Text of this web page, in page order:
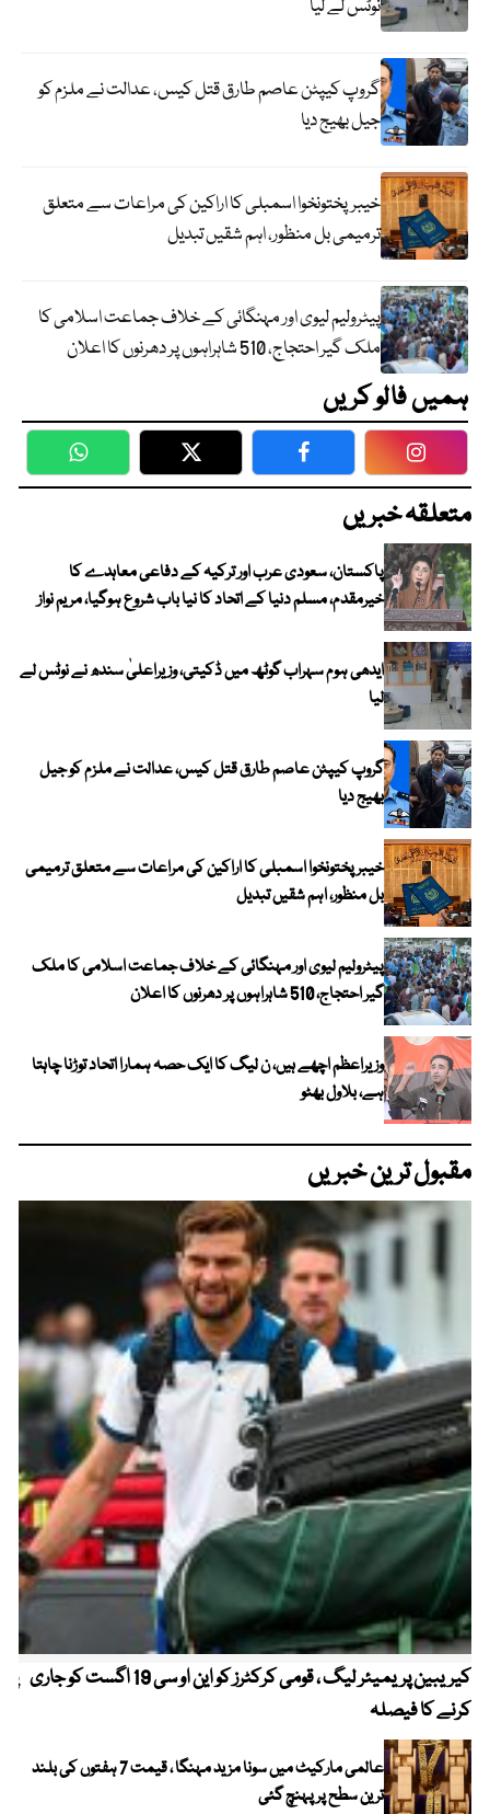
نوٹس لے لیا
گروپ کیپٹن عاصم طارق قتل کیس، عدالت نے ملزم کو
جیل بھیج دیا
خیبرپختونخوا اسمبلی کا اراکین کی مراعات سے متعلق
ترمیمی بل منظور، اہم شقیں تبدیل
پیٹرولیم لیوی اور مہنگائی کے خلاف جماعت اسلامی کا
ملک گیر احتجاج، 510 شاہراہوں پر دھرنوں کا اعلان
ہمیں فالو کریں
WhatsApp Twitter Facebook
متعلقہ خبریں
پاکستان، سعودی عرب اور ترکیہ کے دفاعی معاہدے کا
خیرمقدم، مسلم دنیا کے اتحاد کا نیا باب شروع ہوگیا، مریم نواز
ایدھی ہوم سہراب گوٹھ میں ڈکیتی، وزیراعلیٰ سندھ نے نوٹس لے
لیا
گروپ کیپٹن عاصم طارق قتل کیس، عدالت نے ملزم کو جیل
بھیج دیا
خیبرپختونخوا اسمبلی کا اراکین کی مراعات سے متعلق ترمیمی
بل منظور، اہم شقیں تبدیل
پیٹرولیم لیوی اور مہنگائی کے خلاف جماعت اسلامی کا ملک
گیر احتجاج، 510 شاہراہوں پر دھرنوں کا اعلان
وزیراعظم اچھے ہیں، ن لیگ کا ایک حصہ ہمارا اتحاد توڑنا چاہتا
ہے، بلاول بھٹو
مقبول ترین خبریں
کیریبین پریمیئر لیگ ، قومی کرکٹرز کو این او سی 19 اگست کو جاری
کرنے کا فیصلہ
عالمی مارکیٹ میں سونا مزید مہنگا ، قیمت 7 ہفتوں کی بلند
ترین سطح پر پہنچ گئی